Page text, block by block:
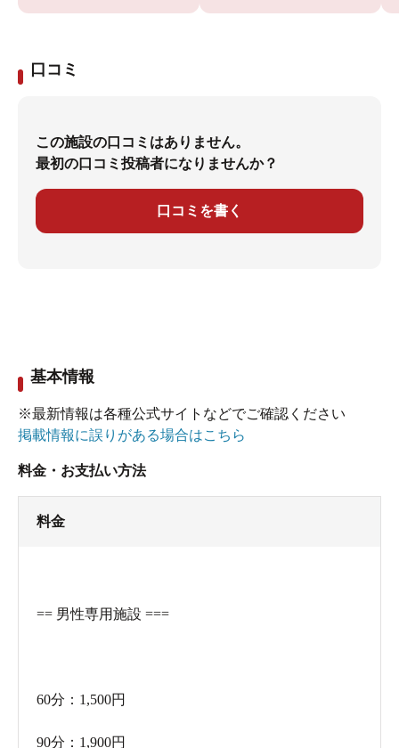
口コミ
この施設の口コミはありません。
最初の口コミ投稿者になりませんか？
口コミを書く
基本情報
※最新情報は各種公式サイトなどでご確認ください
掲載情報に誤りがある場合はこちら
料金・お支払い方法
料金
== 男性専用施設 ===
60分：1,500円
90分：1,900円